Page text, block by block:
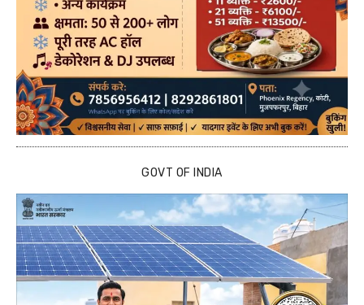
GOVT OF INDIA